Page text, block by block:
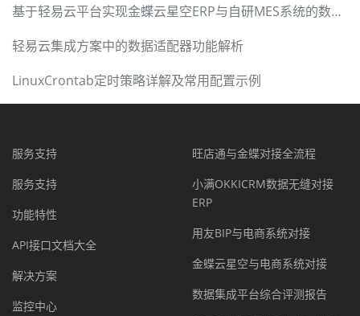
基于轻易云平台实现金蝶云星空ERP与自研MES系统的数据集成
轻易云集成方案中的数据适配器功能解析
LinuxCrontab定时策略详解及常用配置示例
服务支持
服务支持
功能特性
API接口文档大全
解决方案
监控中心
旺店通与金蝶对接全流程
小满OKKICRM数据无缝对接
ERP
用友BIP与电商系统对接
金蝶云星空与电商系统对接
数据集成平台综合评测报告